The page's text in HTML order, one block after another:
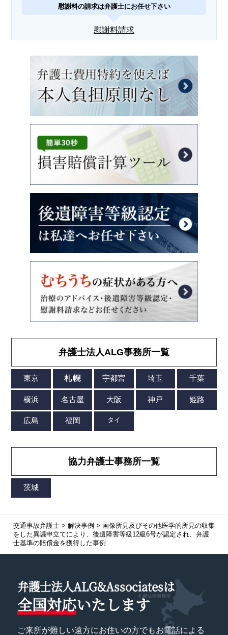
慰謝料の請求は弁護士にお任せ下さい
慰謝料請求
弁護士法人ALG事務所一覧
協力弁護士事務所一覧
交通事故弁護士> 解決事例 > 画像所見及びその他医学的所見の収集
をした異議申立てにより、後遺障害等級12級6号が認定され、弁護
士基準の賠償金を獲得した事例
弁護士法人ALG&Associatesは
全国対応いたします
ご来所が難しい遠方にお住いの方でもお電話による